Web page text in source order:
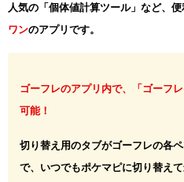
人気の「個体値計算ツール」など、
ワンのアプリです。
ゴーフレのアプリ内で、「ゴーフ
可能！
切り替え用のタブがゴーフレの各
で、いつでもポケマピに切り替え